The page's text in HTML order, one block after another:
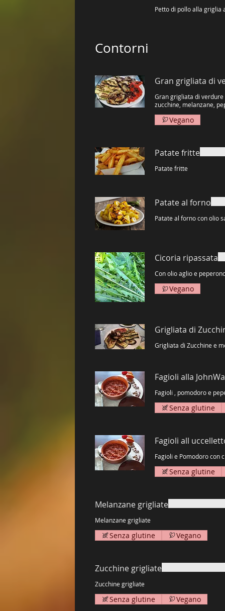
Contorni
Gran grigliata di
Gran grigliata di verdure
zucchine, melanzane,
Vegano
Patate fritte
Patate fritte
Patate al forno
Patate al forno con olio
Cicoria ripassata
Con olio aglio e
Vegano
Grigliata di
Grigliata di Zucchine e
Fagioli alla
Fagioli , pomodoro e
Senza glutine
Fagioli all
Senza glutine
Melanzane grigliate
Melanzane grigliate
Senza glutine Vegano
Zucchine grigliate
Zucchine grigliate
Senza glutine Vegano